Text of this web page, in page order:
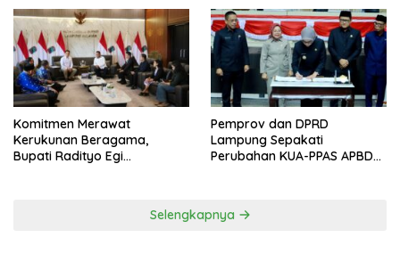
Komitmen Merawat
Kerukunan Beragama,
Bupati Radityo Egi
Pemprov dan DPRD
Lampung Sepakati
Perubahan KUA-PPAS APBD
Selengkapnya